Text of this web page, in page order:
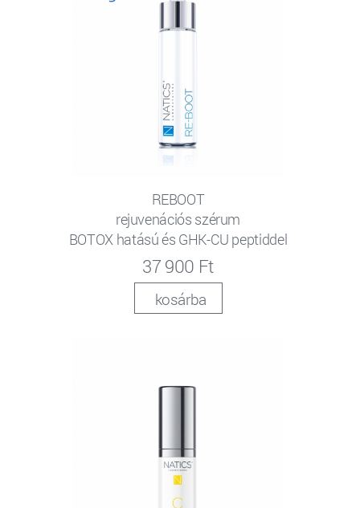
REBOOT
rejuvenációs szérum
BOTOX hatású és GHK-CU peptiddel
37 900 Ft
kosárba